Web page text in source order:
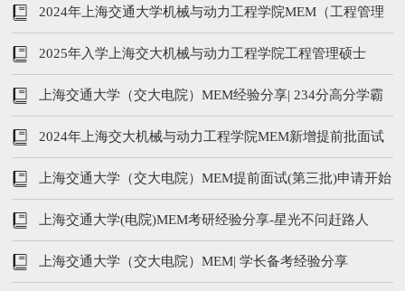
45分？
2024年上海交通大学机械与动力工程学院MEM（工程管理
硕士）招生简章
2025年入学上海交大机械与动力工程学院工程管理硕士
（MEM）招生简章
上海交通大学（交大电院）MEM经验分享| 234分高分学霸
快速上岸交大
2024年上海交大机械与动力工程学院MEM新增提前批面试
上海交通大学（交大电院）MEM提前面试(第三批)申请开始
上海交通大学(电院)MEM考研经验分享-星光不问赶路人
上海交通大学（交大电院）MEM| 学长备考经验分享